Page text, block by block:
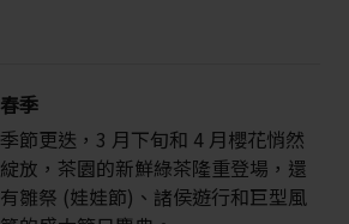
春季
季節更迭，3 月下旬和 4 月櫻花悄然
綻放，茶園的新鮮綠茶隆重登場，還
有雛祭 (娃娃節)、諸侯遊行和巨型風